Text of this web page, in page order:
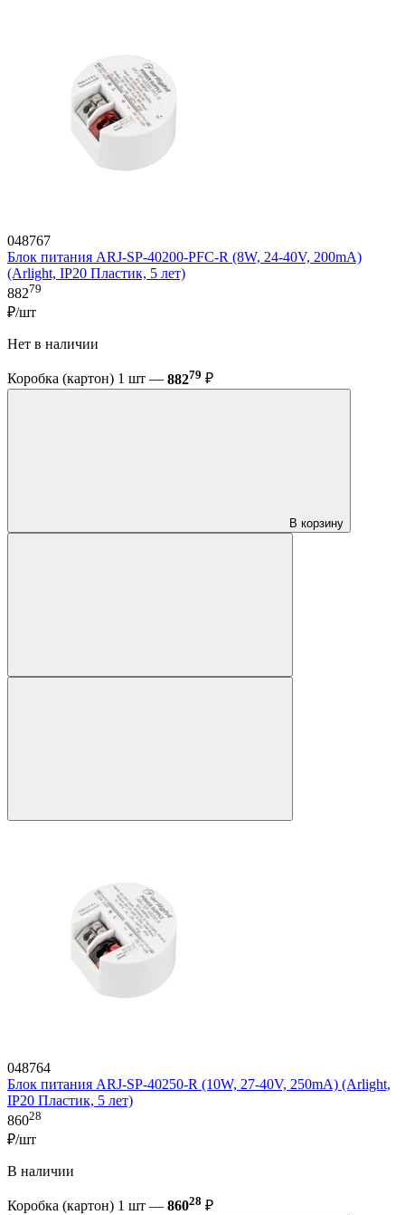
048767
Блок питания ARJ-SP-40200-PFC-R (8W, 24-40V, 200mA)
(Arlight, IP20 Пластик, 5 лет)
88279
₽/шт
Нет в наличии
Коробка (картон) 1 шт — 88279 ₽
В корзину
048764
Блок питания ARJ-SP-40250-R (10W, 27-40V, 250mA) (Arlight,
IP20 Пластик, 5 лет)
86028
₽/шт
В наличии
Коробка (картон) 1 шт — 86028 ₽